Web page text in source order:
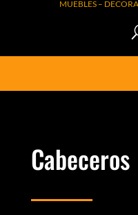
MUEBLES –
Cabeceros